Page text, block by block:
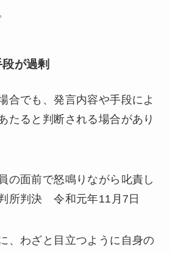
が過剰
合でも、発言内容や手段によ
たると判断される場合があり
面前で怒鳴りながら叱責し
所判決 令和元年11月7日
、わざと目立つように自身の